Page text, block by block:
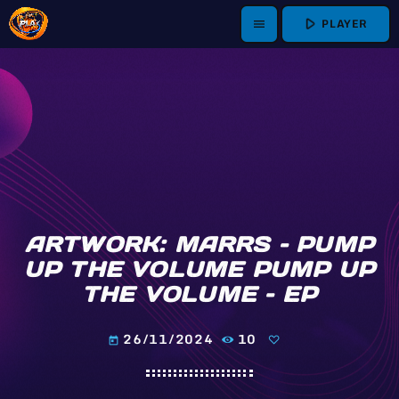
menu play_arrow PLAYER
ARTWORK: MARRS – PUMP
UP THE VOLUME PUMP UP
THE VOLUME – EP
today 26/11/2024 10